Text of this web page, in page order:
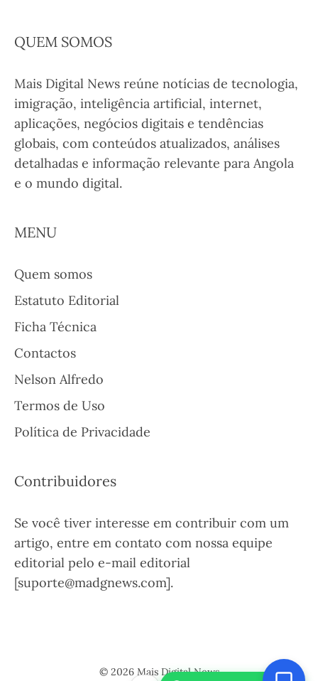
QUEM SOMOS
Mais Digital News reúne notícias de tecnologia,
imigração, inteligência artificial, internet,
aplicações, negócios digitais e tendências
globais, com conteúdos atualizados, análises
detalhadas e informação relevante para Angola
e o mundo digital.
MENU
Quem somos
Estatuto Editorial
Ficha Técnica
Contactos
Nelson Alfredo
Termos de Uso
Política de Privacidade
Contribuidores
Se você tiver interesse em contribuir com um
artigo, entre em contato com nossa equipe
editorial pelo e-mail editorial
[suporte@madgnews.com].
© 2026 Mais Digital News